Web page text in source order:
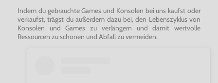
Indem du gebrauchte Games und Konsolen bei uns kaufst oder
verkaufst, trägst du außerdem dazu bei, den Lebenszyklus von
Konsolen und Games zu verlängern und damit wertvolle
Ressourcen zu schonen und Abfall zu vermeiden.